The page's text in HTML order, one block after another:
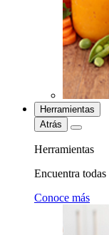
Herramientas
Atrás
Herramientas
Encuentra todas
Conoce más